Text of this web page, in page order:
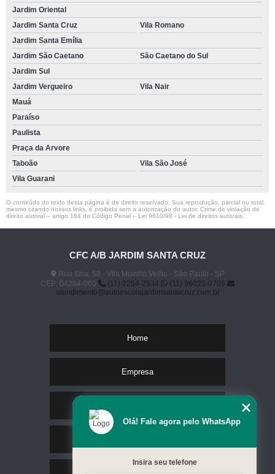
Jardim Oriental
Jardim Santa Cruz
Vila Romano
Jardim Santa Emília
Jardim São Caetano
São Caetano do Sul
Jardim Sul
Jardim Vergueiro
Vila Nair
Mauá
Paraíso
Paulista
Praça da Arvore
Taboão
Vila São José
Vila Guarani
O conteúdo do texto desta página é de direito reservado. Sua reprodução, parcial ou total,
mesmo citando nossos links, é proibida sem a autorização do autor. Crime de violação de
direito autoral – artigo 184 do Código Penal – Lei 9610/98 - Lei de direitos autorais
CFC A/B JARDIM SANTA CRUZ
Rua Ilíria, 58 - Vila Moinho Velho - São Paulo - SP
CEP: 04284-060
(11) 2264-2534
(11) 96025-0705
atendimento@autoescolajardimsantacruz.com.br
Home
Empresa
Olá! Fale agora pelo WhatsApp
Insira seu telefone